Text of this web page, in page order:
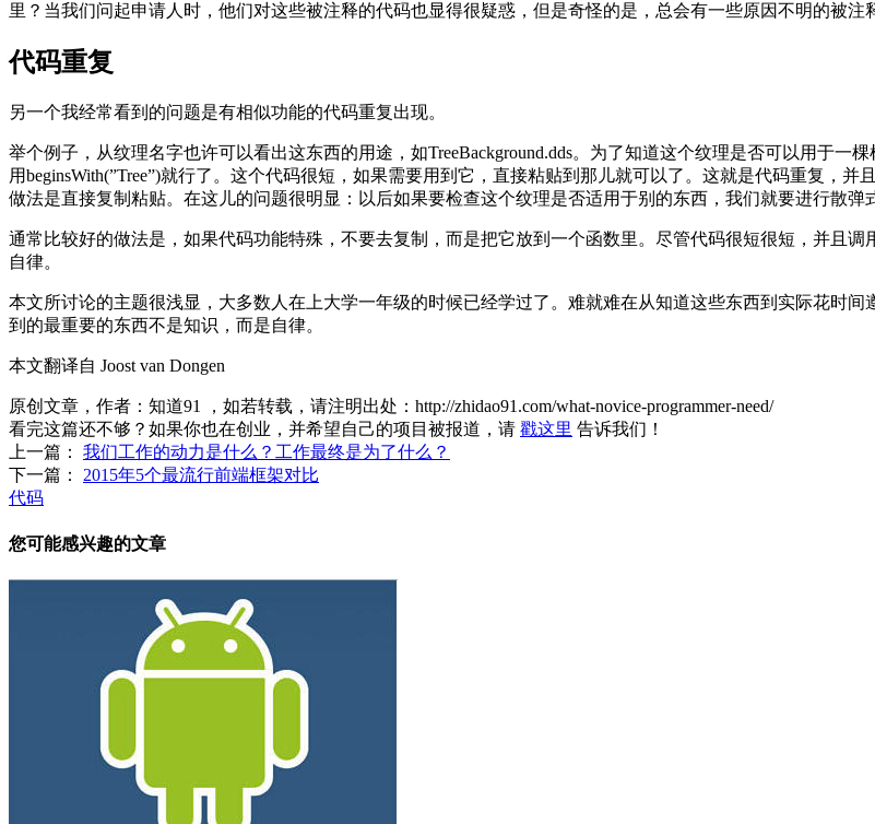
里？当我们问起申请人时，他们对这些被注释的代码也显得很疑惑，但是奇怪的是，总会有一些原因不明的被注
代码重复
另一个我经常看到的问题是有相似功能的代码重复出现。
举个例子，从纹理名字也许可以看出这东西的用途，如TreeBackground.dds。为了知道这个纹理是否可以用于一
用beginsWith(”Tree”)就行了。这个代码很短，如果需要用到它，直接粘贴到那儿就可以了。这就是代码重复，
做法是直接复制粘贴。在这儿的问题很明显：以后如果要检查这个纹理是否适用于别的东西，我们就要进行散弹
通常比较好的做法是，如果代码功能特殊，不要去复制，而是把它放到一个函数里。尽管代码很短很短，并且
自律。
本文所讨论的主题很浅显，大多数人在上大学一年级的时候已经学过了。难就难在从知道这些东西到实际花时
到的最重要的东西不是知识，而是自律。
本文翻译自 Joost van Dongen
原创文章，作者：知道91 ，如若转载，请注明出处： http://zhidao91.com/what-novice-programmer-need/
看完这篇还不够？如果你也在创业，并希望自己的项目被报道，请 戳这里 告诉我们！
上一篇：
我们工作的动力是什么？工作最终是为了什么？
下一篇：
2015年5个最流行前端框架对比
代码
您可能感兴趣的文章